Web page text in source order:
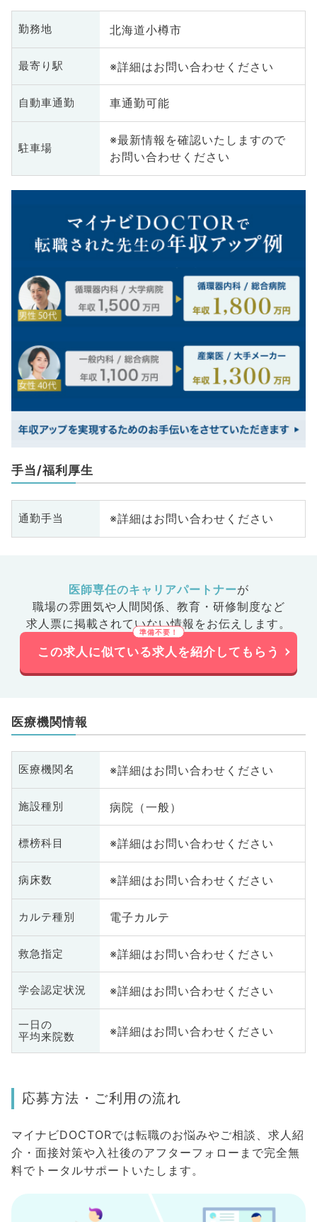
勤務地 北海道小樽市
最寄り駅 ※詳細はお問い合わせください
自動車通勤 車通勤可能
駐車場
※最新情報を確認いたしますので
お問い合わせください
手当/福利厚生
通勤手当 ※詳細はお問い合わせください
医師専任のキャリアパートナーが
職場の雰囲気や人間関係、 教育・研修制度など
求人票に掲載されていない情報をお伝えします。
この求人に似ている求人を紹介してもらう
医療機関情報
医療機関名 ※詳細はお問い合わせください
施設種別 病院（一般）
標榜科目 ※詳細はお問い合わせください
病床数 ※詳細はお問い合わせください
カルテ種別 電子カルテ
救急指定 ※詳細はお問い合わせください
学会認定状況 ※詳細はお問い合わせください
一日の
平均来院数
※詳細はお問い合わせください
応募方法・ご利用の流れ
マイナビDOCTORでは転職のお悩みやご相談、求人紹
介・面接対策や入社後のアフターフォローまで完全無
料でトータルサポートいたします。